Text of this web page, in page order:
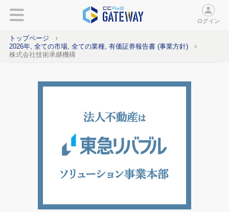
ログイン
トップページ
2026年, 全ての市場, 全ての業種, 有価証券報告書 (事業方針)
株式会社技術承継機構